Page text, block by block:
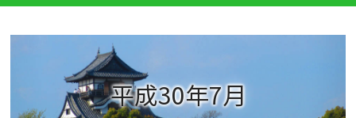
平成30年7月